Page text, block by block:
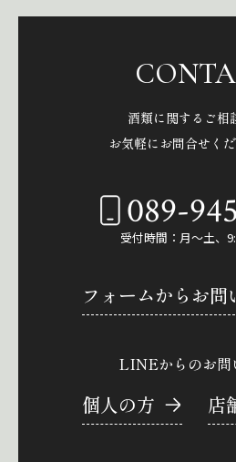
酒類に関するご相
お気軽にお問合せくだ
089-
受付時間：月～土、
フォームからお問
LINEからのお問
個人の方 店